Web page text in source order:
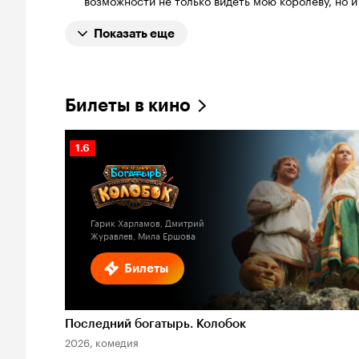
Показать еще
Билеты в кино
Билеты
Рейтинг
Кинопоиска
1.6
Гарик Харламов, Дмитрий
Журавлев, Мила Ершова
Последний богатырь. Колобок
2026, комедия